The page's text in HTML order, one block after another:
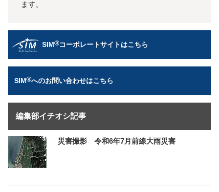
ます。
SIM®コーポレートサイトはこちら
SIM®へのお問い合わせはこちら
編集部イチオシ記事
災害撮影 令和6年7月前線大雨災害